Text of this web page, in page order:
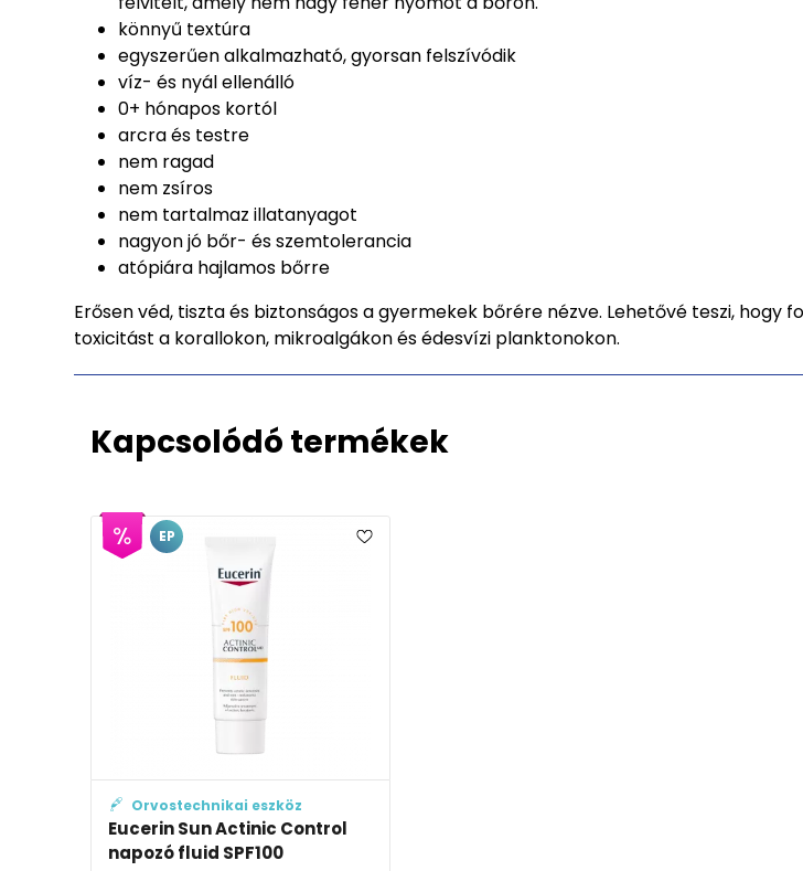
könnyű textúra
egyszerűen alkalmazható, gyorsan felszívódik
víz- és nyál ellenálló
0+ hónapos kortól
arcra és testre
nem ragad
nem zsíros
nem tartalmaz illatanyagot
nagyon jó bőr- és szemtolerancia
atópiára hajlamos bőrre
Erősen véd, tiszta és biztonságos a gyermekek bőrére nézve. Lehetővé teszi,
toxicitást a korallokon, mikroalgákon és édesvízi planktonokon.
Kapcsolódó termékek
Orvostechnikai eszköz
Eucerin Sun Actinic Control
napozó fluid SPF100
EP